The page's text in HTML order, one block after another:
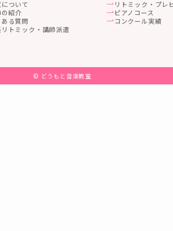
ついて
紹介
る質問
トミック・講師派遣
リトミック・プレ
ピアノコース
コンクール実績
© どうもと音楽教室